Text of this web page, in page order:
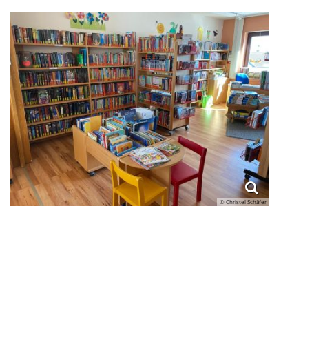
© Christel Schäfer